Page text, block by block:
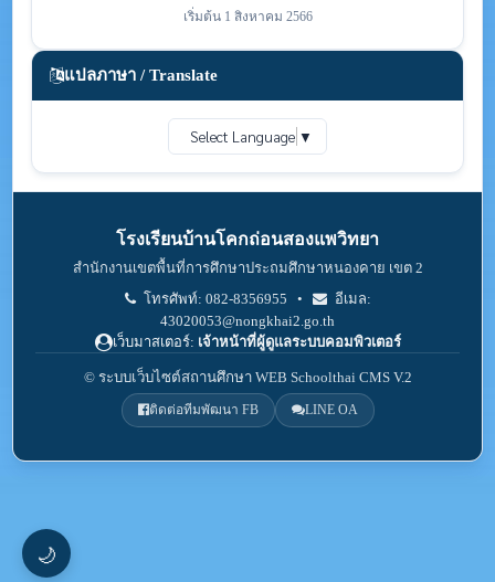
เริ่มต้น 1 สิงหาคม 2566
แปลภาษา / Translate
Select Language ▼
โรงเรียนบ้านโคกถ่อนสองแพวิทยา
สำนักงานเขตพื้นที่การศึกษาประถมศึกษาหนองคาย เขต 2
โทรศัพท์: 082-8356955 •
อีเมล:
43020053@nongkhai2.go.th
เว็บมาสเตอร์: เจ้าหน้าที่ผู้ดูแลระบบคอมพิวเตอร์
© ระบบเว็บไซต์สถานศึกษา WEB Schoolthai CMS V.2
ติดต่อทีมพัฒนา FB LINE OA
🌙